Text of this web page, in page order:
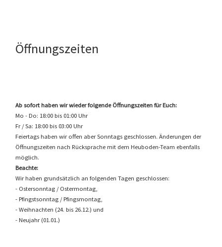
Öffnungszeiten
Ab sofort haben wir wieder folgende Öffnungszeiten für Euch:
Mo - Do: 18:00 bis 01:00 Uhr
Fr / Sa: 18:00 bis 03:00 Uhr
Feiertags haben wir offen aber Sonntags geschlossen. Änderungen der
Öffnungszeiten nach Rücksprache mit dem Heuboden-Team ebenfalls
möglich.
Beachte:
Wir haben grundsätzlich an folgenden Tagen geschlossen:
- Ostersonntag / Ostermontag,
- Pfingstsonntag / Pfingsmontag,
- Weihnachten (24. bis 26.12.) und
- Neujahr (01.01.)